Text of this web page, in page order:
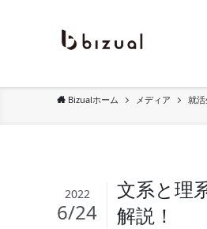
Bizualホーム メディア 就
文系と理
解説！
2022
6/24